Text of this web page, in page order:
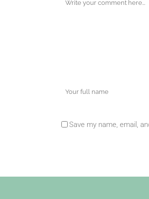
Save my name, email,